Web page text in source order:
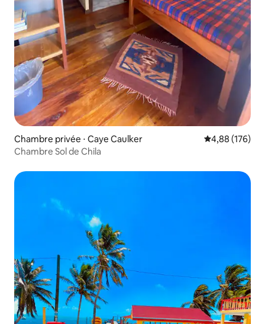
Chambre privée ⋅ Caye Caulker Évaluation
4,88 (176)
Chambre Sol de Chila